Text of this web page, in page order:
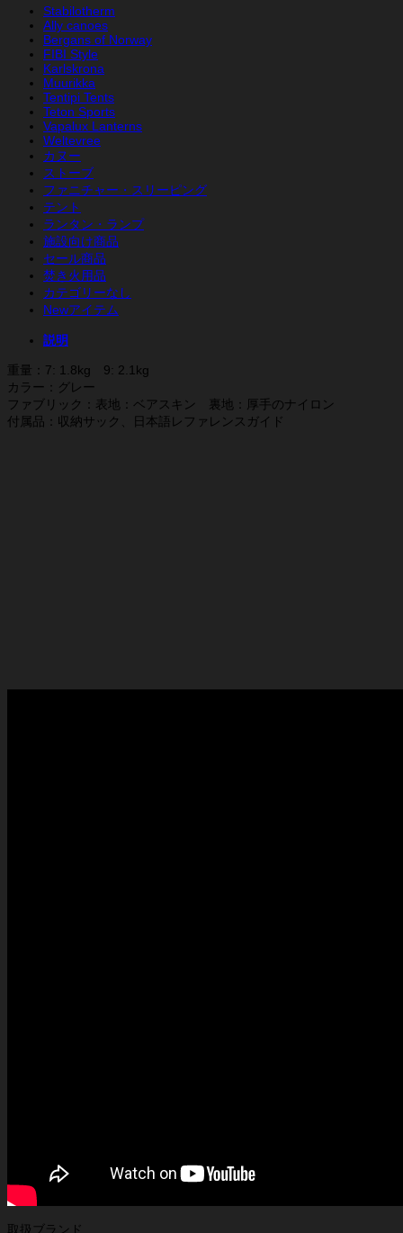
ピ
フ
リ
ー
フ
ロ
ア
ハ
ー
フ
個
Stabilotherm
Ally canoes
Bergans of Norway
FIBI Style
Karlskrona
Muurikka
Tentipi Tents
Teton Sports
Vapalux Lanterns
Weltevree
カヌー
ストーブ
ファニチャー・スリーピング
テント
ランタン・ランプ
施設向け商品
セール商品
焚き火用品
カテゴリーなし
Newアイテム
説明
重量：7: 1.8kg 9: 2.1kg
カラー：グレー
ファブリック：表地：ベアスキン 裏地：厚手のナイロン
付属品：収納サック、日本語レファレンスガイド
取扱ブランド